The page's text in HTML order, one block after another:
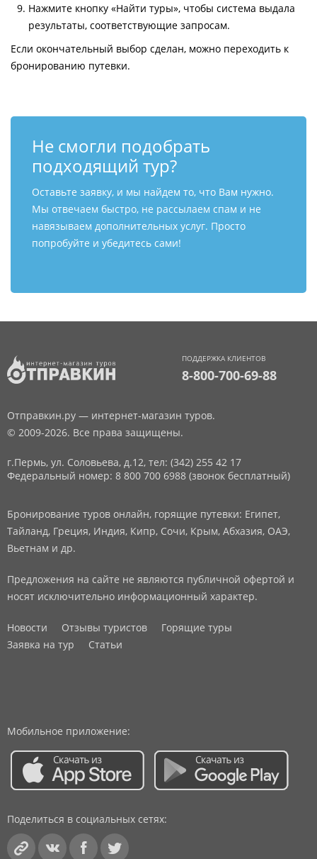
Нажмите кнопку «Найти туры», чтобы система выдала
результаты, соответствующие запросам.
Если окончательный выбор сделан, можно переходить к
бронированию путевки.
Не смогли подобрать
подходящий тур?
Оставьте заявку, и мы найдем то, что Вам нужно.
Мы отвечаем быстро, не рассылаем спам и не
навязываем дополнительных услуг. Просто
попробуйте и убедитесь сами!
ПОДДЕРЖКА КЛИЕНТОВ
8-800-700-69-88
Отправкин.ру — интернет-магазин туров.
© 2009-2026. Все права защищены.
г.Пермь, ул. Соловьева, д.12, тел: (342) 255 42 17
Федеральный номер: 8 800 700 6988 (звонок бесплатный)
Бронирование туров онлайн, горящие путевки: Египет,
Тайланд, Греция, Индия, Кипр, Сочи, Крым, Абхазия, ОАЭ,
Вьетнам и др.
Предложения на сайте не являются публичной офертой и
носят исключительно информационный характер.
Новости Отзывы туристов
Горящие туры
Заявка на тур
Статьи
Мобильное приложение:
Поделиться в социальных сетях: